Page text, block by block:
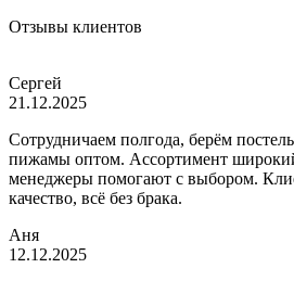
Отзывы клиентов
Сергей
21.12.2025
Сотрудничаем полгода, берём
пижамы оптом. Ассортимент
менеджеры помогают с выбором.
качество, всё без брака.
Аня
12.12.2025